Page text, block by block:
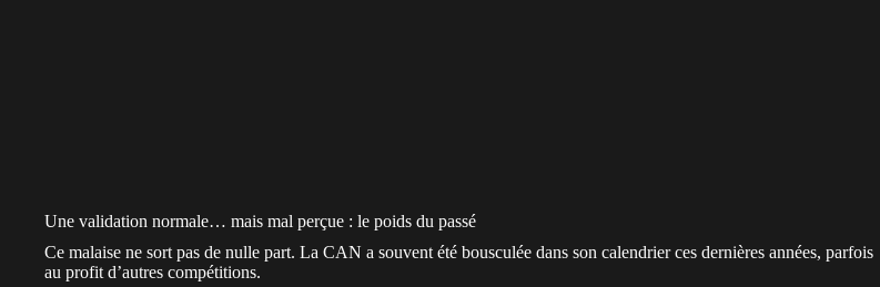
Une validation normale… mais mal perçue : le poids du passé
Ce malaise ne sort pas de nulle part. La CAN a souvent été bousculée dans son calendrier ces dernières années, parfois
au profit d’autres compétitions.